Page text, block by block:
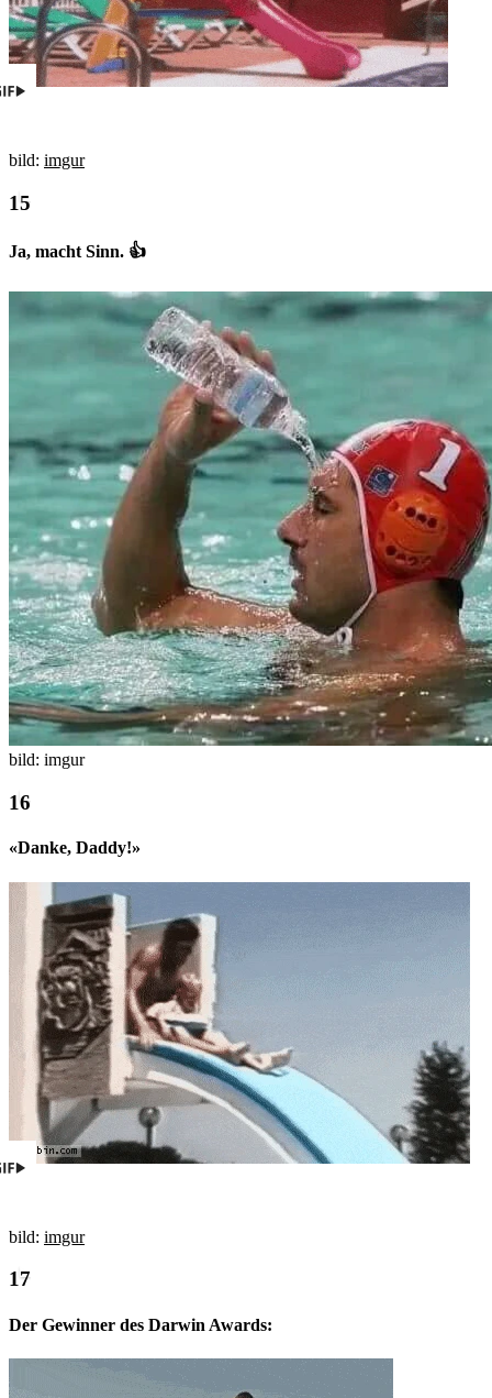
bild: imgur
Ja, macht Sinn. 👍
bild: imgur
«Danke, Daddy!»
bild: imgur
Der Gewinner des Darwin Awards: